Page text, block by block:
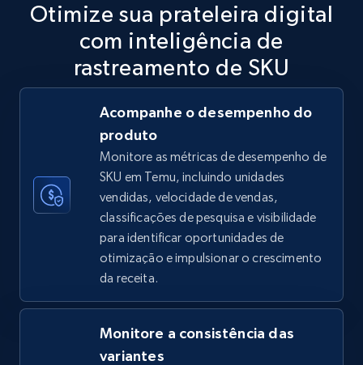
more.
Comece agora
TikTok Shop
URL, Title, Available, Description, Currency, Initial
price, Final price, Discount percent, and more.
668+ Comece agora
TikTok Shop - category
URL, Title, Available, Description, Currency, Initial
price, Final price, Discount percent, and more.
Otimize sua prateleira digital
com inteligência de
rastreamento de SKU
Acompanhe o desempenho do
produto
Monitore as métricas de desempenho de
SKU em Temu, incluindo unidades
vendidas, velocidade de vendas,
classificações de pesquisa e visibilidade
para identificar oportunidades de
otimização e impulsionar o crescimento
da receita.
Monitore a consistência das
variantes